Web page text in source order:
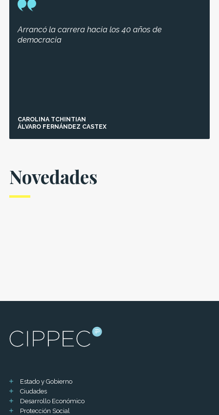
Arrancó la carrera hacia los 40 años de
democracia
CAROLINA TCHINTIAN
ÁLVARO FERNÁNDEZ CASTEX
Novedades
Estado y Gobierno
Ciudades
Desarrollo Económico
Protección Social